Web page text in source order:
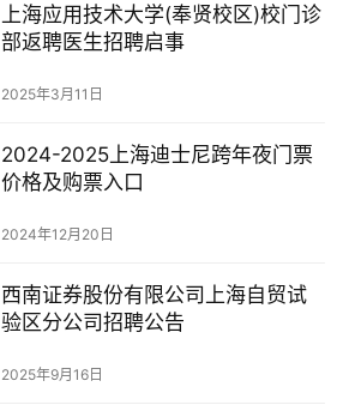
上海应用技术大学(奉贤校区)校门诊
部返聘医生招聘启事
2025年3月11日
2024-2025上海迪士尼跨年夜门票
价格及购票入口
2024年12月20日
西南证券股份有限公司上海自贸试
验区分公司招聘公告
2025年9月16日